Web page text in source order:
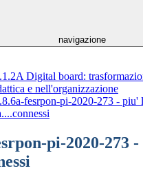
navigazione
Digital board:
e nell'organizzazione
fesrpon-pi-2020-273 - piu'
pi-2020-273